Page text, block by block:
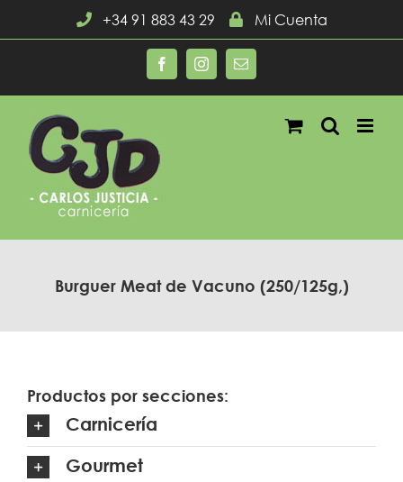
+34 91 883 43 29 Mi Cuenta
FacebookInstagramCorreo
Burguer Meat de Vacuno (250/125g,)
Productos por secciones:
Carnicería
Gourmet